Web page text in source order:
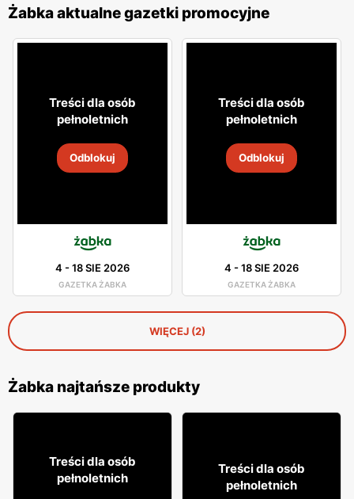
Żabka aktualne gazetki promocyjne
Treści dla osób
pełnoletnich
Odblokuj
4 -18 SIE 2026
GAZETKA ŻABKA
Treści dla osób
pełnoletnich
Odblokuj
4 -18 SIE 2026
GAZETKA ŻABKA
WIĘCEJ (2)
Żabka najtańsze produkty
1699
Treści dla osób
pełnoletnich
49
Treści dla osób
pełnoletnich